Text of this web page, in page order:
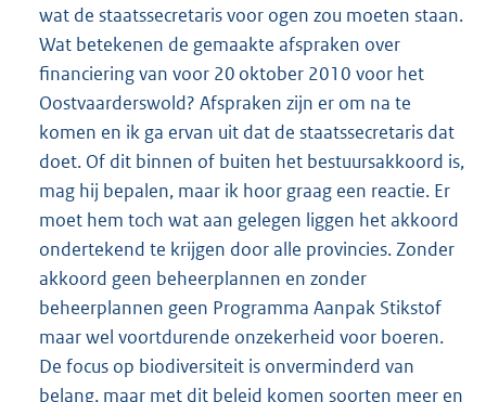
wat de staatssecretaris voor ogen zou moeten staan.
Wat betekenen de gemaakte afspraken over
financiering van voor 20 oktober 2010 voor het
Oostvaarderswold? Afspraken zijn er om na te
komen en ik ga ervan uit dat de staatssecretaris dat
doet. Of dit binnen of buiten het bestuursakkoord is,
mag hij bepalen, maar ik hoor graag een reactie. Er
moet hem toch wat aan gelegen liggen het akkoord
ondertekend te krijgen door alle provincies. Zonder
akkoord geen beheerplannen en zonder
beheerplannen geen Programma Aanpak Stikstof
maar wel voortdurende onzekerheid voor boeren.
De focus op biodiversiteit is onverminderd van
belang, maar met dit beleid komen soorten meer en